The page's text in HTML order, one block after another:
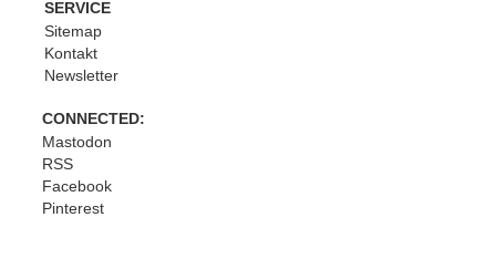
SERVICE
Sitemap
Kontakt
Newsletter
CONNECTED:
Mastodon
RSS
Facebook
Pinterest